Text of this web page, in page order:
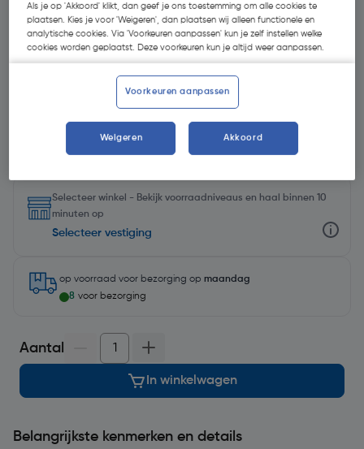
€ 293,73
Selecteer winkel - Bekijk voorraadniveaus en haal binnen 10
minuten op
Selecteer vestiging
op voorraad voor bezorging op maandag
8 voor bezorging
Aantal
In winkelwagen
Belangrijkste kenmerken en details
Als je op 'Akkoord' klikt, dan geef je ons toestemming om alle cookies te
plaatsen. Kies je voor 'Weigeren', dan plaatsen wij alleen functionele en
analytische cookies. Via 'Voorkeuren aanpassen' kun je zelf instellen welke
cookies worden geplaatst. Deze voorkeuren kun je altijd weer aanpassen.
Voorkeuren aanpassen
Weigeren Akkoord